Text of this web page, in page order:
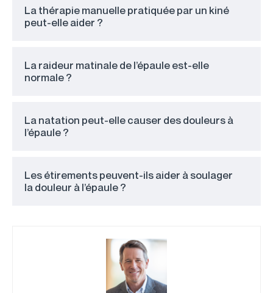
La thérapie manuelle pratiquée par un kiné
peut-elle aider ?
La raideur matinale de l’épaule est-elle
normale ?
La natation peut-elle causer des douleurs à
l’épaule ?
Les étirements peuvent-ils aider à soulager
la douleur à l’épaule ?